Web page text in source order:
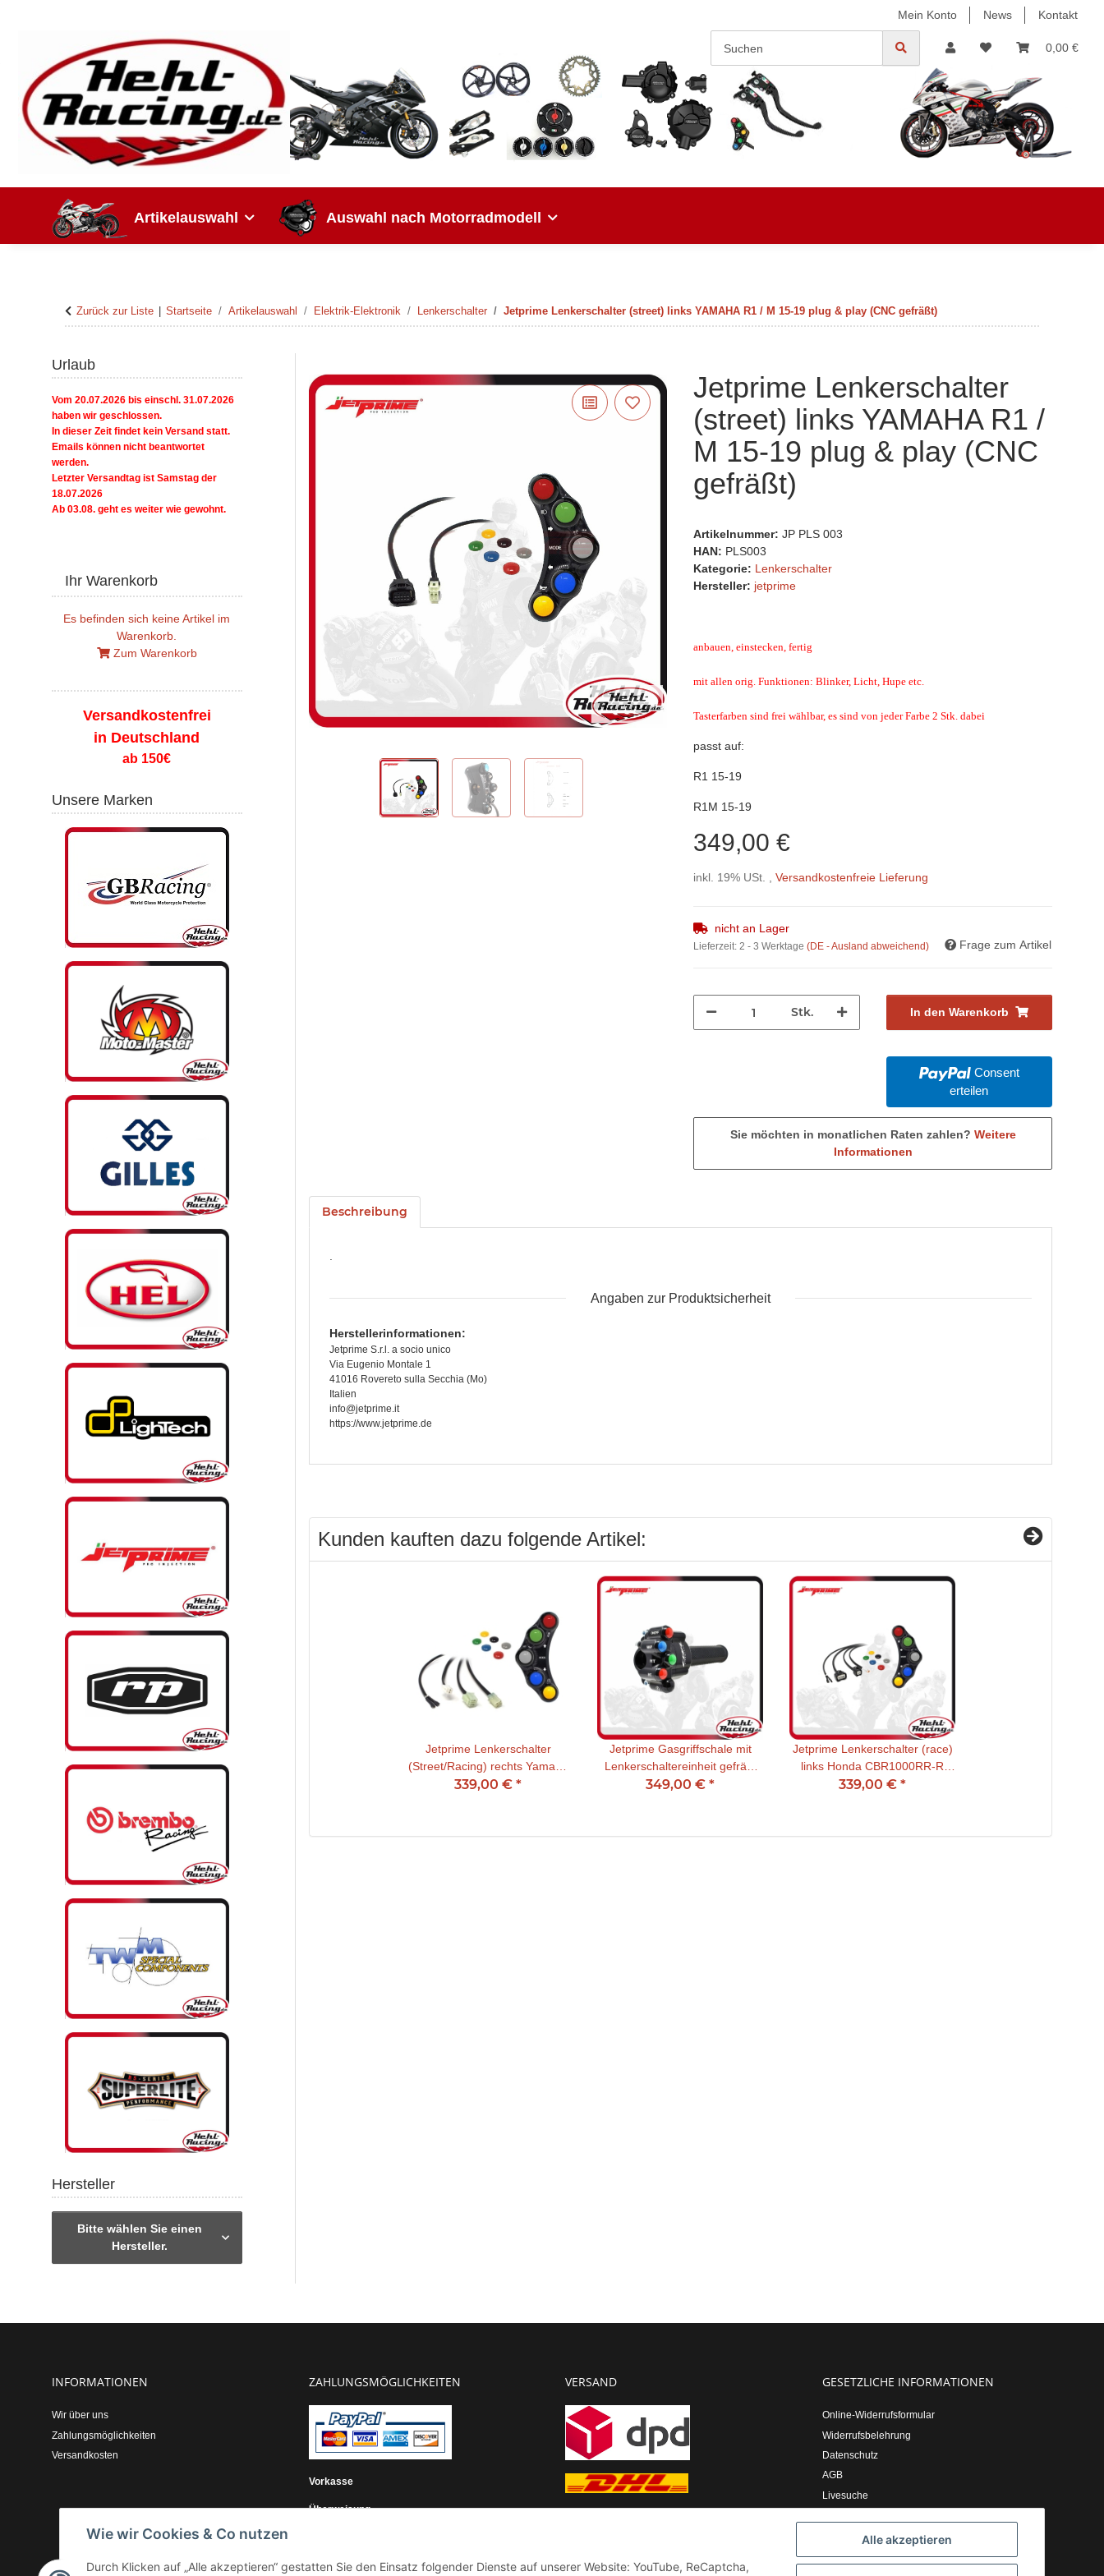
Alle akzeptieren
Wie wir Cookies & Co nutzen
Durch Klicken auf „Alle akzeptieren“ gestatten Sie den Einsatz folgender Dienste auf unserer Website: YouTube, ReCaptcha,
Mein Konto News Kontakt
0,00 €
Artikelauswahl Auswahl nach Motorradmodell
Zurück zur Liste Startseite Artikelauswahl Elektrik-Elektronik Lenkerschalter Jetprime Lenkerschalter (street) links YAMAHA R1 / M 15-19 plug & play (CNC gefräßt)
Jetprime Lenkerschalter
(street) links YAMAHA R1 /
M 15-19 plug & play (CNC
gefräßt)
Artikelnummer:JP PLS 003
HAN: PLS003
Kategorie: Lenkerschalter
Hersteller: jetprime
anbauen, einstecken, fertig
mit allen orig. Funktionen: Blinker, Licht, Hupe etc.
Tasterfarben sind frei wählbar, es sind von jeder Farbe 2 Stk. dabei
passt auf:
R1 15-19
R1M 15-19
349,00 €
inkl. 19% USt. ,Versandkostenfreie Lieferung
nicht an Lager
Lieferzeit:2 - 3 Werktage(DE - Ausland abweichend) Frage zum Artikel
Stk. In den Warenkorb
Consent
erteilen
Sie möchten in monatlichen Raten zahlen? Weitere
Informationen
Beschreibung
.
Angaben zur Produktsicherheit
Herstellerinformationen:
Jetprime S.r.l. a socio unico
Via Eugenio Montale 1
41016 Rovereto sulla Secchia (Mo)
Italien
info@jetprime.it
https://www.jetprime.de
Kunden kauften dazu folgende Artikel:
Jetprime Lenkerschalter
(Street/Racing) rechts Yamaha
R1 15-19/ R1M 15-19 plug &
339,00 €*
Jetprime Gasgriffschale mit
Lenkerschaltereinheit gefräst
Honda CBR1000RR-R 20- plug
349,00 €*
Jetprime Lenkerschalter (race)
links Honda CBR1000RR-R
2020- plug & play (CNC339,00 €*
Urlaub
Vom 20.07.2026 bis einschl. 31.07.2026
haben wir geschlossen.
In dieser Zeit findet kein Versand statt.
Emails können nicht beantwortet
werden.
Letzter Versandtag ist Samstag der
18.07.2026
Ab 03.08. geht es weiter wie gewohnt.
Ihr Warenkorb
Es befinden sich keine Artikel im
Warenkorb.
Zum Warenkorb
Versandkostenfrei
in Deutschland
ab 150€
Unsere Marken
Hersteller
Bitte wählen Sie einen
Hersteller.
INFORMATIONEN
Wir über uns
Zahlungsmöglichkeiten
Versandkosten
ZAHLUNGSMÖGLICHKEITEN
Vorkasse
Überweisung
VERSAND GESETZLICHE INFORMATIONEN
Online-Widerrufsformular
Widerrufsbelehrung
Datenschutz
AGB
Livesuche
Impressum